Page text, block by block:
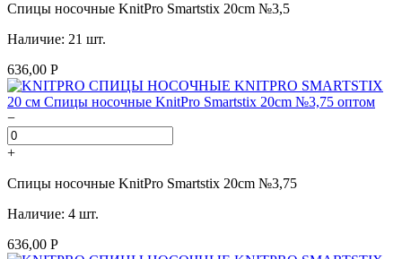
Спицы носочные KnitPro Smartstix 20cm №3,5
Наличие: 21 шт.
636,00 Р
−
+
Спицы носочные KnitPro Smartstix 20cm №3,75
Наличие: 4 шт.
636,00 Р